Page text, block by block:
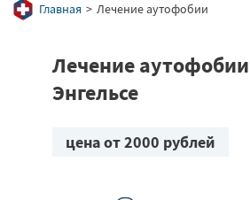
Главная Лечение аутофобии
Лечение
Энгельсе
цена от 2000 рублей